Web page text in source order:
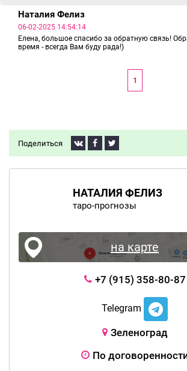
Поделиться
НАТАЛИЯ ФЕЛИЗ
таро-прогнозы
на карте
+7 (915) 358-80-87
Telegram
Зеленоград
По
Наталия Фелиз
06-02-2025 14:54:14
Елена, большое спасибо за обратную связь!
время - всегда Вам буду рада!)
1